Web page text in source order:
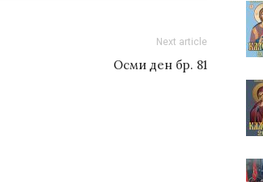
Next article
Осми ден бр. 81